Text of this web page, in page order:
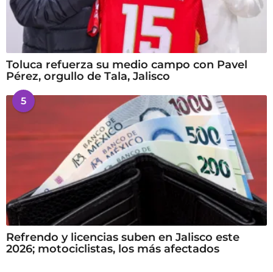
Toluca refuerza su medio campo con Pavel
Pérez, orgullo de Tala, Jalisco
5
Refrendo y licencias suben en Jalisco este
2026; motociclistas, los más afectados